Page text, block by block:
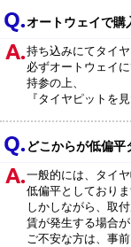
オートウェイで購
持ち込みにてタイ
必ずオートウェイ
持参の上、
『タイヤピットを
どこからが低偏平
一般的には、タイ
低偏平としておりま
しかしながら、取
賃が発生する場合が
ご不安な方は、事